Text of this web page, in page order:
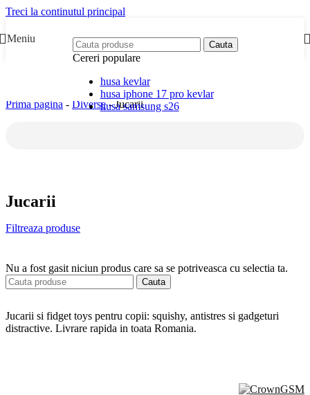
Treci la continutul principal
Meniu Cauta
Cereri populare
husa kevlar
husa iphone 17 pro kevlar
husa samsung s26
Prima pagina - Diverse-Jucarii
Jucarii
Filtreaza produse
Nu a fost gasit niciun produs care sa se potriveasca cu selectia ta.
Cauta
Jucarii si fidget toys pentru copii: squishy, antistres si gadgeturi
distractive. Livrare rapida in toata Romania.